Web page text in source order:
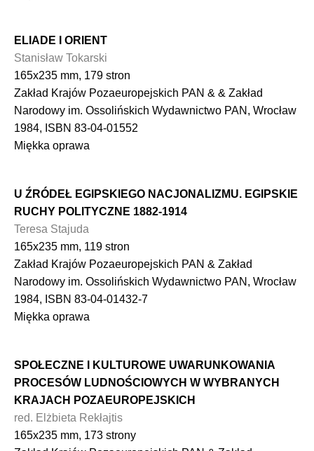
ELIADE I ORIENT
Stanisław Tokarski
165x235 mm, 179 stron
Zakład Krajów Pozaeuropejskich PAN & & Zakład
Narodowy im. Ossolińskich Wydawnictwo PAN, Wrocław
1984, ISBN 83-04-01552
Miękka oprawa
U ŹRÓDEŁ EGIPSKIEGO NACJONALIZMU. EGIPSKIE
RUCHY POLITYCZNE 1882-1914
Teresa Stajuda
165x235 mm, 119 stron
Zakład Krajów Pozaeuropejskich PAN & Zakład
Narodowy im. Ossolińskich Wydawnictwo PAN, Wrocław
1984, ISBN 83-04-01432-7
Miękka oprawa
SPOŁECZNE I KULTUROWE UWARUNKOWANIA
PROCESÓW LUDNOŚCIOWYCH W WYBRANYCH
KRAJACH POZAEUROPEJSKICH
red. Elżbieta Rekłajtis
165x235 mm, 173 strony